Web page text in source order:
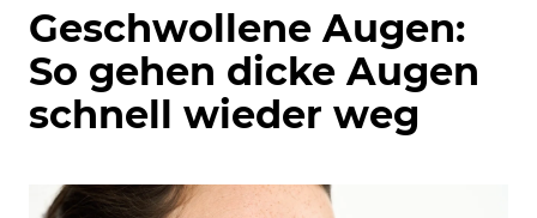
Geschwollene Augen:
So gehen dicke Augen
schnell wieder weg